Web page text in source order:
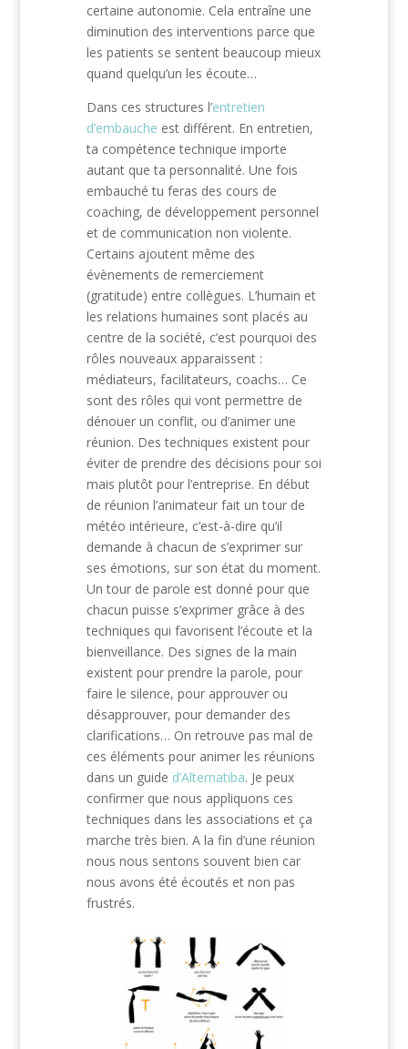
certaine autonomie. Cela entraîne une
diminution des interventions parce que
les patients se sentent beaucoup mieux
quand quelqu’un les écoute…
Dans ces structures l’entretien
d’embauche est différent. En entretien,
ta compétence technique importe
autant que ta personnalité. Une fois
embauché tu feras des cours de
coaching, de développement personnel
et de communication non violente.
Certains ajoutent même des
évènements de remerciement
(gratitude) entre collègues. L’humain et
les relations humaines sont placés au
centre de la société, c’est pourquoi des
rôles nouveaux apparaissent :
médiateurs, facilitateurs, coachs… Ce
sont des rôles qui vont permettre de
dénouer un conflit, ou d’animer une
réunion. Des techniques existent pour
éviter de prendre des décisions pour soi
mais plutôt pour l’entreprise. En début
de réunion l’animateur fait un tour de
météo intérieure, c’est-à-dire qu’il
demande à chacun de s’exprimer sur
ses émotions, sur son état du moment.
Un tour de parole est donné pour que
chacun puisse s’exprimer grâce à des
techniques qui favorisent l’écoute et la
bienveillance. Des signes de la main
existent pour prendre la parole, pour
faire le silence, pour approuver ou
désapprouver, pour demander des
clarifications… On retrouve pas mal de
ces éléments pour animer les réunions
dans un guide d’Alternatiba. Je peux
confirmer que nous appliquons ces
techniques dans les associations et ça
marche très bien. A la fin d’une réunion
nous nous sentons souvent bien car
nous avons été écoutés et non pas
frustrés.